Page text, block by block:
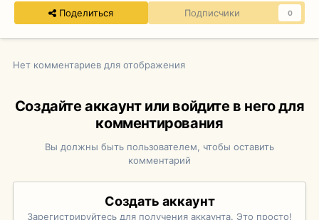
Поделиться Подписчики 0
Нет комментариев для отображения
Создайте аккаунт или войдите в него для
комментирования
Вы должны быть пользователем, чтобы оставить
комментарий
Создать аккаунт
Зарегистрируйтесь для получения аккаунта. Это просто!